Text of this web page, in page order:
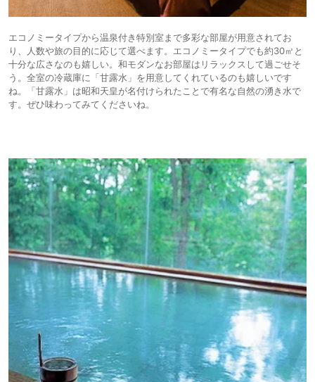
エコノミータイプから温泉付き特別室まで多彩な部屋が用意されてお
り、人数や旅の目的に応じて選べます。エコノミータイプでも約30㎡と
十分な広さなのも嬉しい。和モダンなお部屋はリラックスして過ごせそ
う。全室の冷蔵庫に「甘露水」を用意してくれているのも嬉しいです
ね。「甘露水」は昭和天皇が名付けられたことで有名な自然の湧き水で
す。ぜひ味わってみてくださいね。